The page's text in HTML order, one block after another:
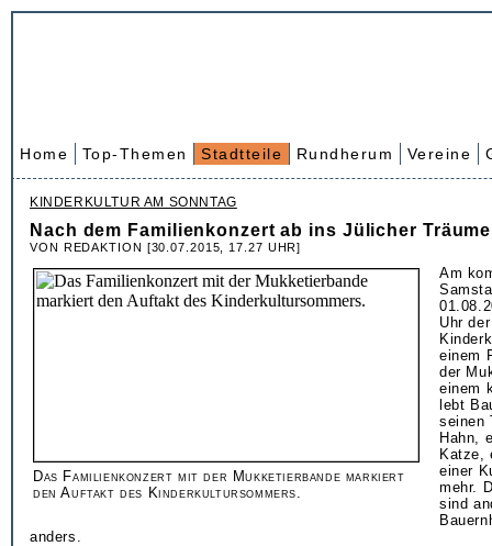
Home Top-Themen Stadtteile Rundherum Vereine
KINDERKULTUR AM SONNTAG
Nach dem Familienkonzert ab ins Jülicher
VON REDAKTION [30.07.2015, 17.27 UHR]
Das Familienkonzert mit der Mukketierbande markiert
den Auftakt des Kinderkultursommers.
Am
Uhr
einem
der
einem
lebt
seinen
Hahn,
Katze,
einer
mehr.
sind
anders.